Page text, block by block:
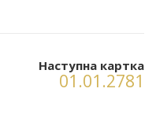
Наступна картка
01.01.2781